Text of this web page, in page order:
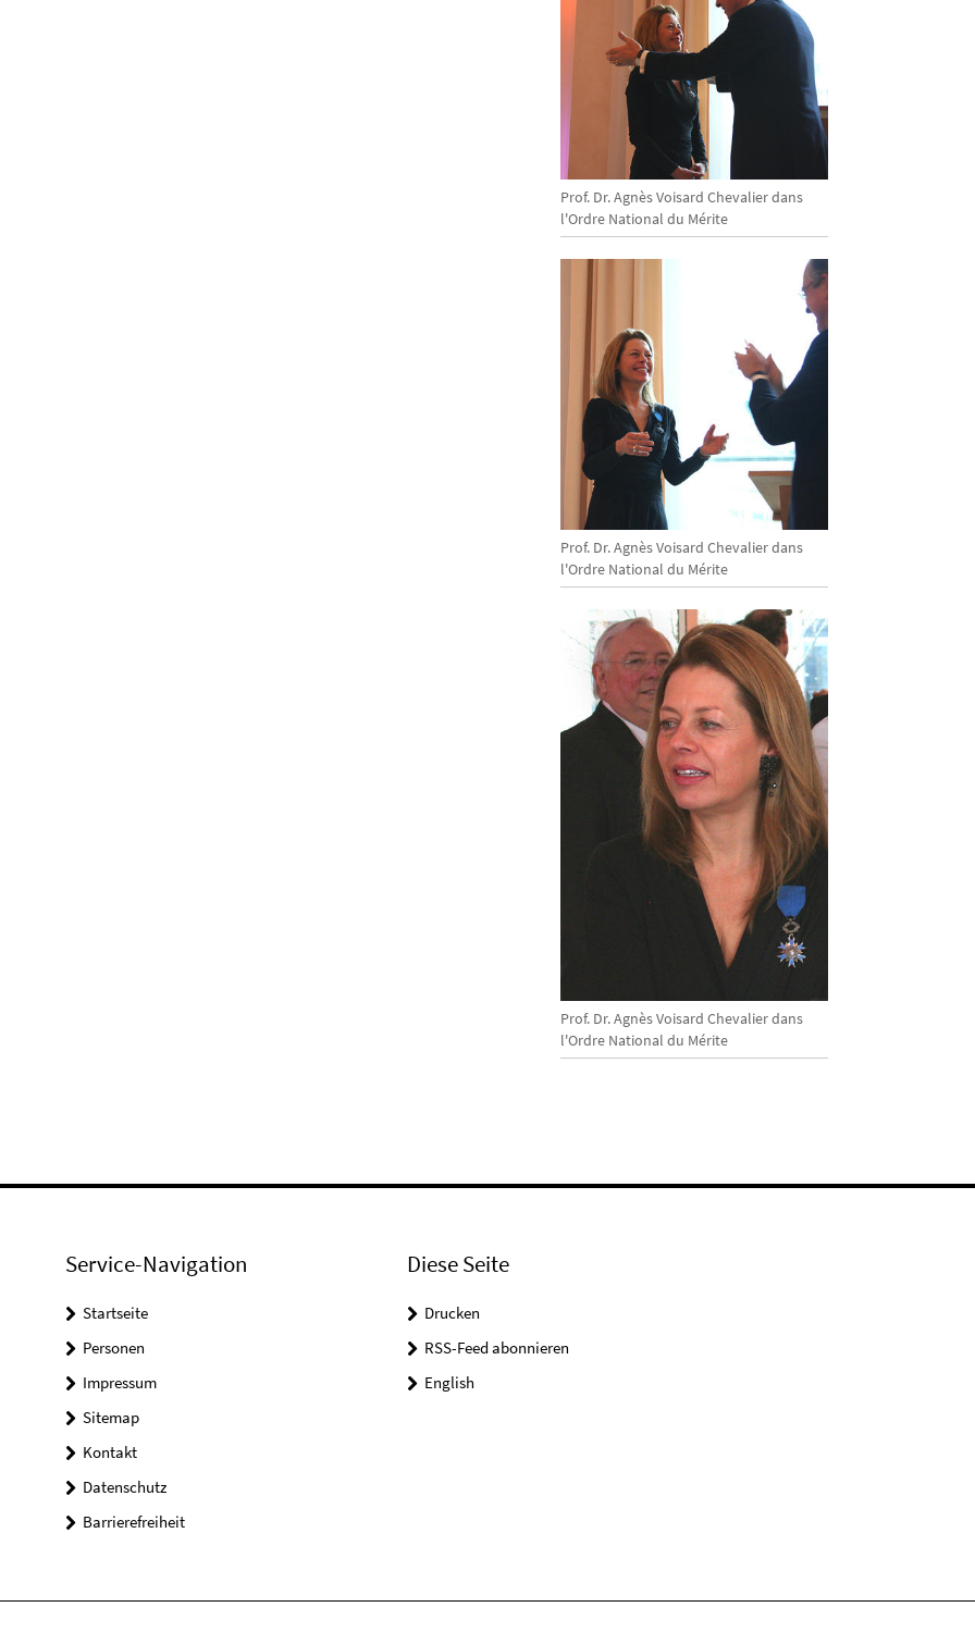
Prof. Dr. Agnès Voisard Chevalier dans
l'Ordre National du Mérite
Prof. Dr. Agnès Voisard Chevalier dans
l'Ordre National du Mérite
Prof. Dr. Agnès Voisard Chevalier dans
l'Ordre National du Mérite
Service-Navigation
Startseite
Personen
Impressum
Sitemap
Kontakt
Datenschutz
Barrierefreiheit
Diese Seite
Drucken
RSS-Feed abonnieren
English